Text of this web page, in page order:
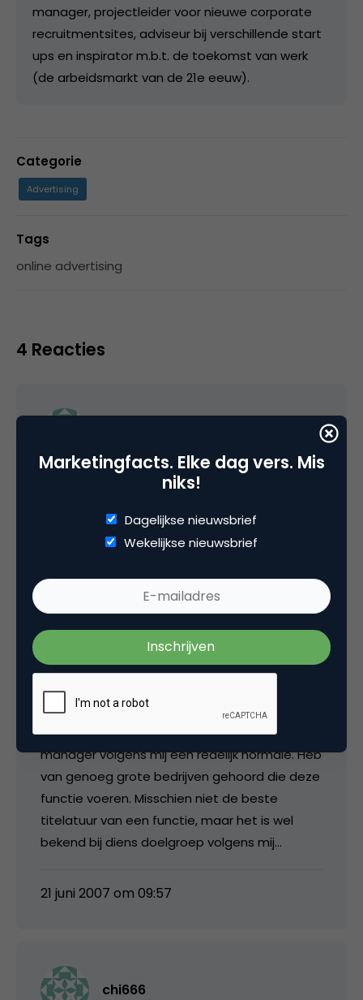
manager, projectleider voor nieuwe corporate
recruitmentsites, adviseur bij verschillende start
ups en inspirator m.b.t. de toekomst van werk
(de arbeidsmarkt van de 21e eeuw).
Categorie
Advertising
Tags
online advertising
4 Reacties
Mooie omschrijving van de sterke en zwakkere
punten van de vacatures. Die van de trainees
tussen de titel trainee en de omschrijving van
een stagair zorgde er bij mij wel voor de ik
verder geheel niet meer interesseerde. Een
belangrijke (en correcte) titel is volgens mij
belangrijker dan de rest wat jij noemde voor
GroupM…
Verder is de functie van assistent marketing
manager volgens mij een redelijk normale. Heb
van genoeg grote bedrijven gehoord die deze
functie voeren. Misschien niet de beste
titelatuur van een functie, maar het is wel
bekend bij diens doelgroep volgens mij…
21 juni 2007 om 09:57
chi666
Marketingfacts. Elke dag vers. Mis
niks!
Dagelijkse nieuwsbrief
Wekelijkse nieuwsbrief